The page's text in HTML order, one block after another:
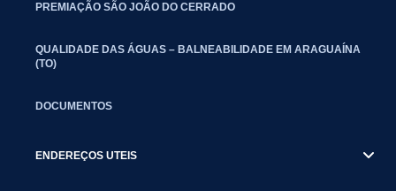
PREMIAÇÃO SÃO JOÃO DO CERRADO
QUALIDADE DAS ÁGUAS – BALNEABILIDADE EM ARAGUAÍNA
(TO)
DOCUMENTOS
ENDEREÇOS UTEIS